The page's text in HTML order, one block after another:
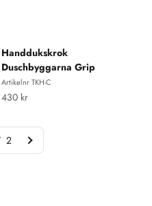
Handdukskrok
Duschbyggarna Grip
Artikelnr TKH-C
REA-pris
430 kr
2